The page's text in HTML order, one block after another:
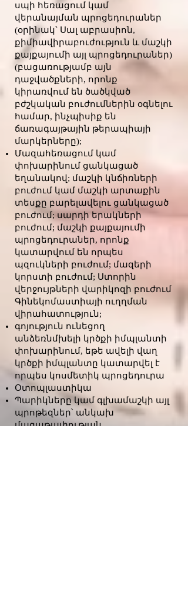
սպի հեռացում կամ
վերանայման պրոցեդուրաներ
(օրինակ՝ Սալ աբրասիոն,
քիմիավիրաբուժություն և մաշկի
քայքայումի այլ պրոցեդուրաներ)
(բացառությամբ այն
դաջվածքների, որոնք
կիրառվում են ծածկված
բժշկական բուժումներին օգնելու
համար, ինչպիսիք են
ճառագայթային թերապիայի
մարկերները);
Մազահեռացում կամ
փոխարինում ցանկացած
եղանակով; մաշկի կնճիռների
բուժում կամ մաշկի արտաքին
տեսքը բարելավելու ցանկացած
բուժում; սարդի երակների
բուժում; մաշկի քայքայումի
պրոցեդուրաներ, որոնք
կատարվում են որպես
պզուկների բուժում; մազերի
կորստի բուժում; Ստորին
վերջույթների վարիկոզի բուժում
Գինեկոմաստիայի ուղղման
վիրահատություն;
գոյություն ունեցող
անձեռնմխելի կրծքի իմպլանտի
փոխարինում, եթե ավելի վաղ
կրծքի իմպլանտը կատարվել է
որպես կոսմետիկ պրոցեդուրա
Օտոպլաստիկա
Պարիկները կամ գլխամաշկի այլ
պրոթեզներ՝ անկախ
մազաթափության